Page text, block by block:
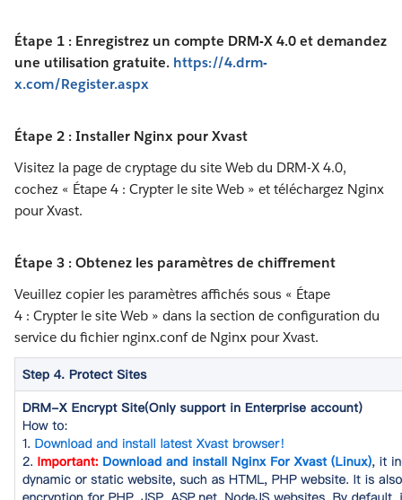
Étape 1 : Enregistrez un compte DRM-X 4.0 et demandez
une utilisation gratuite. https://4.drm-
x.com/Register.aspx
Étape 2 : Installer Nginx pour Xvast
Visitez la page de cryptage du site Web du DRM-X 4.0,
cochez « Étape 4 : Crypter le site Web » et téléchargez Nginx
pour Xvast.
Étape 3 : Obtenez les paramètres de chiffrement
Veuillez copier les paramètres affichés sous « Étape
4 : Crypter le site Web » dans la section de configuration du
service du fichier nginx.conf de Nginx pour Xvast.